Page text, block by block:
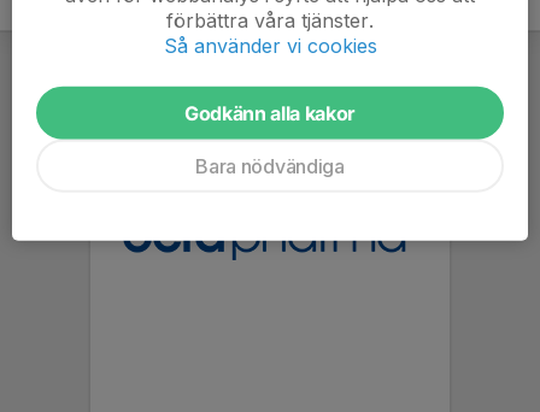
förbättra våra tjänster.
Så använder vi cookies
Godkänn alla kakor
Bara nödvändiga